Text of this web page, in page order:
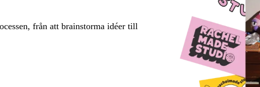
från att brainstorma idéer till